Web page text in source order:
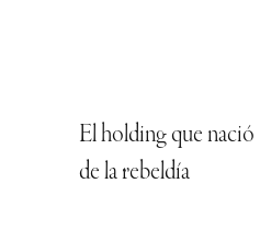
El holding que nació
de la rebeldía